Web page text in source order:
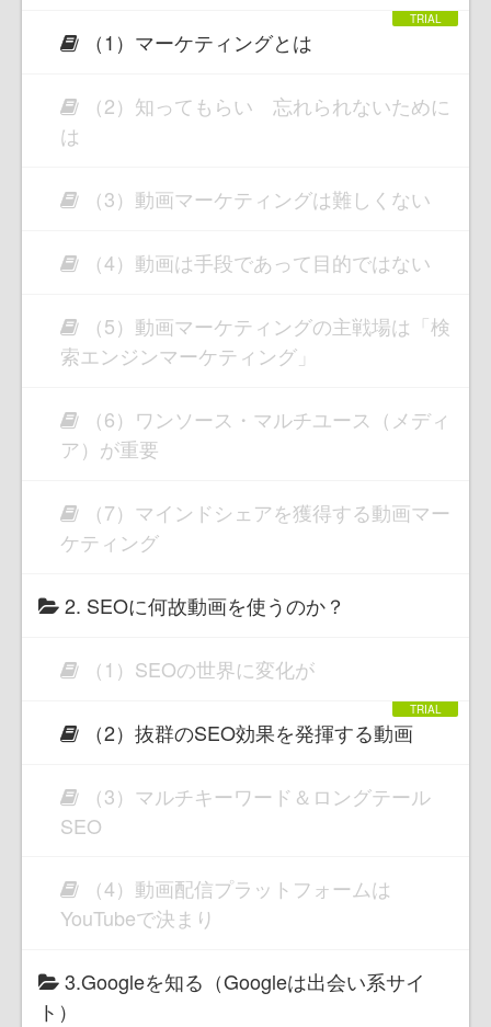
（1）マーケティングとは
（2）知ってもらい 忘れられないために
は
（3）動画マーケティングは難しくない
（4）動画は手段であって目的ではない
（5）動画マーケティングの主戦場は「検
索エンジンマーケティング」
（6）ワンソース・マルチユース（メディ
ア）が重要
（7）マインドシェアを獲得する動画マー
ケティング
2. SEOに何故動画を使うのか？
（1）SEOの世界に変化が
（2）抜群のSEO効果を発揮する動画
（3）マルチキーワード＆ロングテール
SEO
（4）動画配信プラットフォームは
YouTubeで決まり
3.Googleを知る（Googleは出会い系サイ
ト）